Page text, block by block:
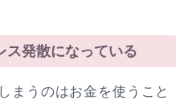
ス発散になっている
まうのはお金を使うこと